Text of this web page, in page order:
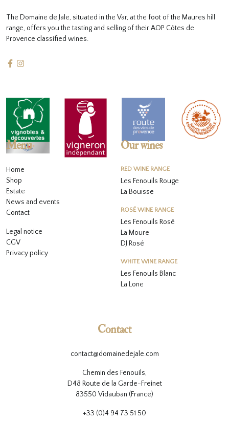
The Domaine de Jale, situated in the Var, at the foot of the Maures hill
range, offers you the tasting and selling of their AOP Côtes de
Provence classified wines.
Menu
Home
Shop
Estate
News and events
Contact
Legal notice
CGV
Privacy policy
Our wines
RED WINE RANGE
Les Fenouils Rouge
La Bouïsse
ROSÉ WINE RANGE
Les Fenouils Rosé
La Moure
DJ Rosé
WHITE WINE RANGE
Les Fenouils Blanc
La Lone
Contact
contact@domainedejale.com
Chemin des Fenouils,
D48 Route de la Garde-Freinet
83550 Vidauban (France)
+33 (0)4 94 73 51 50